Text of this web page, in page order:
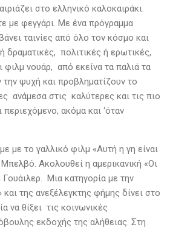
στο ελληνικό καλοκαιράκι.
με φεγγάρι. Με ένα πρόγραμμα
ταινίες από όλο τον κόσμο και
δραματικές, πολιτικές ή ερωτικές,
φιλμ νουάρ, από εκείνα τα παλιά τα
ψυχή και προβληματίζουν το
ανάμεσα στις καλύτερες και τις πιο
ακόμα και ‘όταν
με το γαλλικό φιλμ «Αυτή η γη είναι
Ακολουθεί η αμερικανική «Οι
Γουάιλερ. Μια κατηγορία με την
και της ανεξέλεγκτης φήμης δίνει στο
να θίξει τις κοινωνικές
εκδοχής της αλήθειας. Στη